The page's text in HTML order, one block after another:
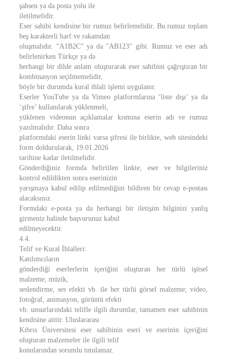
şahsen ya da posta yolu ile
iletilmelidir.
Eser sahibi kendisine bir rumuz belirlemelidir. Bu rumuz toplam
beş karakterli harf ve rakamdan
oluşmalıdır. “A1B2C” ya da "AB123" gibi. Rumuz ve eser adı
belirlenirken Türkçe ya da
herhangi bir dilde anlam oluşturarak eser sahibini çağrıştıran bir
kombinasyon seçilmemelidir,
böyle bir durumda kural ihlali işlemi uygulanır.
Eserler YouTube ya da Vimeo platformlarına ‘liste dışı’ ya da
‘şifre’ kullanılarak yüklenmeli,
yüklenen videonun açıklamalar kısmına eserin adı ve rumuz
yazılmalıdır. Daha sonra
platformdaki eserin linki varsa şifresi ile birlikte, web sitesindeki
form doldurularak, 19.01.2026
tarihine kadar iletilmelidir.
Gönderdiğiniz formda belirtilen linkte, eser ve bilgileriniz
kontrol edildikten sonra eserinizin
yarışmaya kabul edilip edilmediğini bildiren bir cevap e-postası
alacaksınız.
Formdaki e-posta ya da herhangi bir iletişim bilginizi yanlış
girmeniz halinde başvurunuz kabul
edilmeyecektir.
4.4.
Telif ve Kural İhlalleri:
Katılımcıların
gönderdiği eserlerlerin içeriğini oluşturan her türlü işitsel
malzeme; müzik,
seslendirme, ses efekti vb. ile her türlü görsel malzeme; video,
fotoğraf, animasyon, görüntü efekti
vb. unsurlarındaki telifle ilgili durumlar, tamamen eser sahibinin
kendisine aittir. Uluslararası
Kıbrıs Üniversitesi eser sahibinin eseri ve eserinin içeriğini
oluşturan malzemeler ile ilgili telif
konularından sorumlu tutulamaz.